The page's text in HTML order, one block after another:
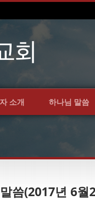
소개 하나님 말씀
씀(2017년 6월